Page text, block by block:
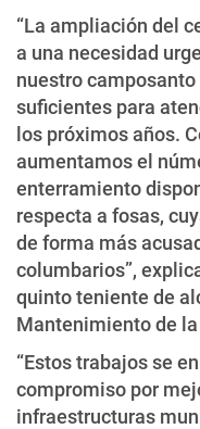
“La ampliación del
a una necesidad
nuestro
suficientes para
los próximos años.
aumentamos el
enterramiento
respecta a fosas,
de forma más
columbarios”,
quinto teniente de
Mantenimiento de
“Estos trabajos se
compromiso por
infraestructuras